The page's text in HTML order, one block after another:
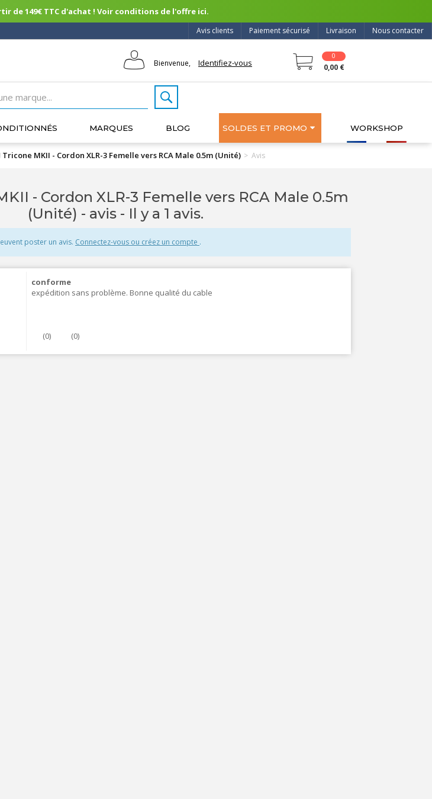
de 149€ TTC d'achat ! Voir conditions de l'offre ici.
Nous contacter
Livraison
Paiement sécurisé
Avis clients
Bienvenue, Identifiez-vous
0
0,00 €
MARQUES BLOG SOLDES ET PROMO WORKSHOP
Tricone MKII - Cordon XLR-3 Femelle vers RCA Male 0.5m (Unité) > Avis
- Cordon XLR-3 Femelle vers RCA Male 0.5m
(Unité) - avis - Il y a 1 avis.
poster un avis. Connectez-vous ou créez un compte .
conforme
expédition sans problème. Bonne qualité du cable
(0) (0)